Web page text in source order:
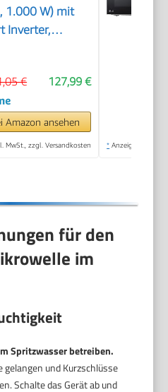
1.000 W) mit
Inverter,
127,99 €
€
Amazon ansehen
MwSt., zzgl. Versandkosten * Anzeige
für den
im
Spritzwasser betreiben.
gelangen und Kurzschlüsse
Schalte das Gerät ab und